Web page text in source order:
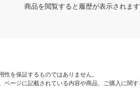
商品を閲覧すると履歴が表示されます
を保証するものではありません。
ージに記載されている内容や商品、ご購入に関